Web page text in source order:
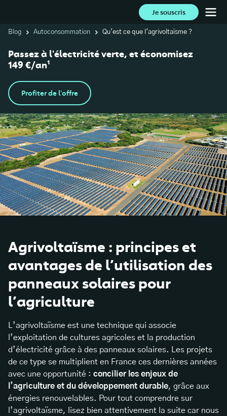
Je souscris
Blog Autoconsommation Qu'est ce que l'agrivoltaïsme ?
Passez à l'électricité verte, et économisez
149 €/an¹
Profiter de l'offre
Agrivoltaïsme : principes et
avantages de l’utilisation des
panneaux solaires pour
l’agriculture
L’agrivoltaïsme est une technique qui associe
l’exploitation de cultures agricoles et la production
d’électricité grâce à des panneaux solaires. Les projets
de ce type se multiplient en France ces dernières années
avec une opportunité : concilier les enjeux de
l’agriculture et du développement durable, grâce aux
énergies renouvelables. Pour tout comprendre sur
l’agrivoltaïsme, lisez bien attentivement la suite car nous